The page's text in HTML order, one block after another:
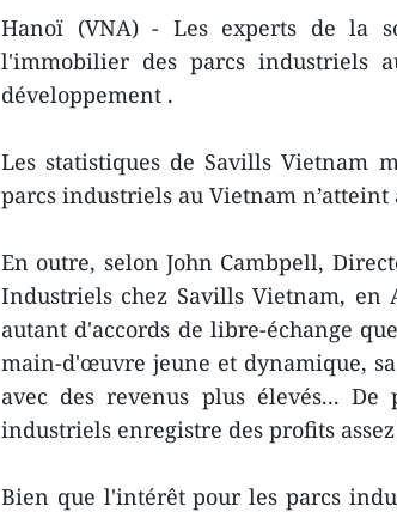
Hanoï (VNA) - Les experts de la
l'immobilier des parcs industriels
développement .
Les statistiques de Savills Vietnam
parcs industriels au Vietnam n’atteint
En outre, selon John Cambpell,
Industriels chez Savills Vietnam, en
autant d'accords de libre-échange
main-d'œuvre jeune et dynamique,
avec des revenus plus élevés... De
industriels enregistre des profits
Bien que l'intérêt pour les parcs